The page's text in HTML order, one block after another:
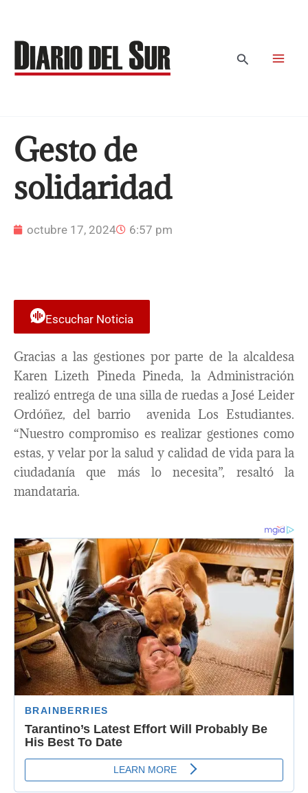
contenido
Buscar
Gesto de
solidaridad
octubre 17, 2024 6:57 pm
Escuchar Noticia
Gracias a las gestiones por parte de la alcaldesa
Karen Lizeth Pineda Pineda, la Administración
realizó entrega de una silla de ruedas a José Leider
Ordóñez, del barrio avenida Los Estudiantes.
“Nuestro compromiso es realizar gestiones como
estas, y velar por la salud y calidad de vida para la
ciudadanía que más lo necesita”, resaltó la
mandataria.